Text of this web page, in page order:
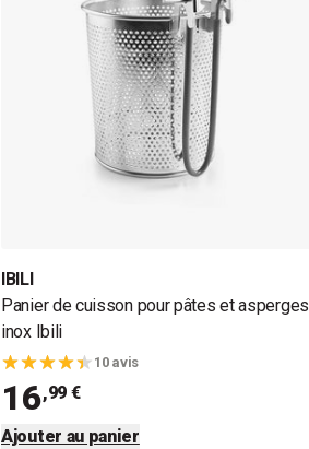
IBILI
Panier de cuisson pour pâtes et asperges
inox Ibili
10 avis
16,99 €
Ajouter au panier